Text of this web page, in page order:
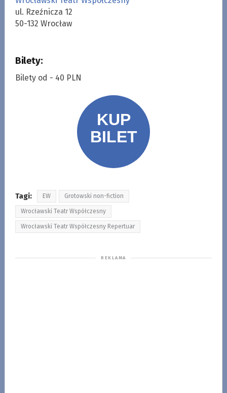
ul. Rzeźnicza 12
50-132 Wrocław
Bilety:
Bilety od - 40 PLN
Tagi: EW Grotowski non-fiction
Wrocławski Teatr Współczesny
Wrocławski Teatr Współczesny Repertuar